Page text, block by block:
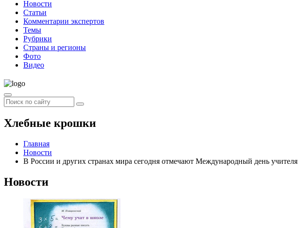
Новости
Статьи
Комментарии экспертов
Темы
Рубрики
Страны и регионы
Фото
Видео
Хлебные крошки
Главная
Новости
В России и других странах мира сегодня отмечают Международный день учителя
Новости